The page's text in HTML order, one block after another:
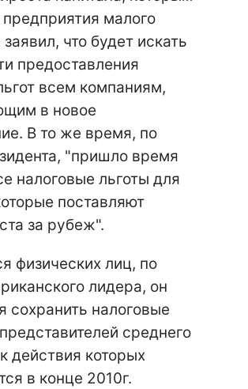
малого
что будет искать
предоставления
всем компаниям,
в новое
В то же время, по
"пришло время
налоговые льготы для
поставляют
за рубеж".
физических лиц, по
лидера, он
сохранить налоговые
среднего
действия которых
в конце 2010г.